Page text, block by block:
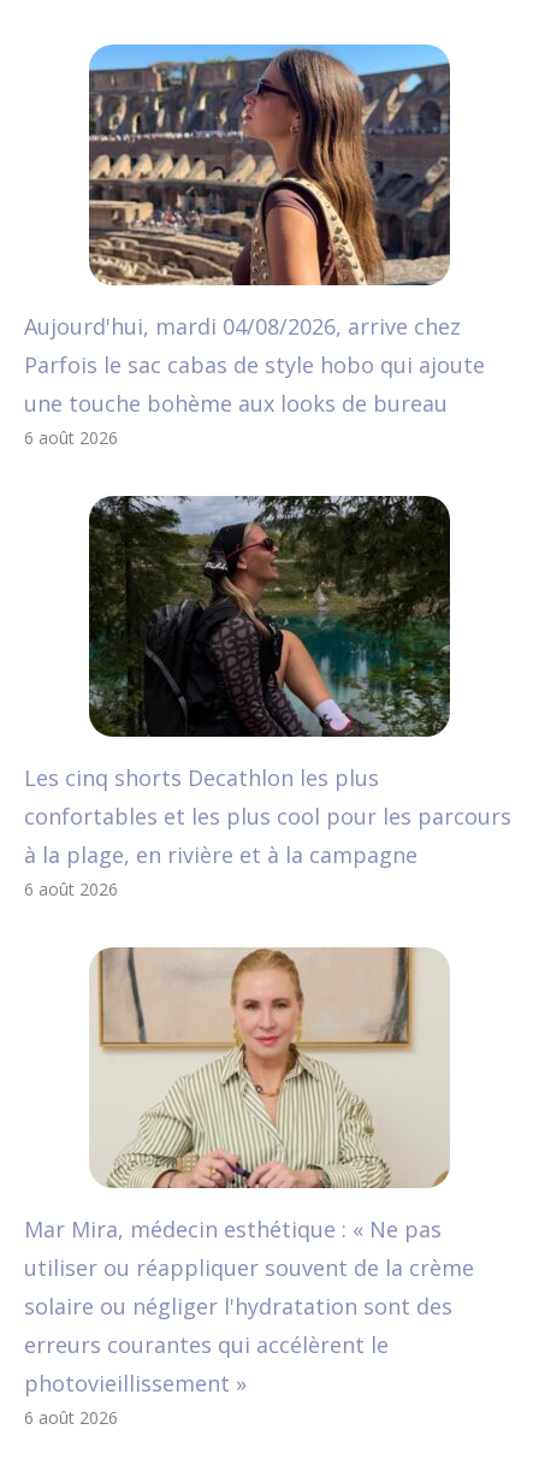
Aujourd'hui, mardi 04/08/2026, arrive chez
Parfois le sac cabas de style hobo qui ajoute
une touche bohème aux looks de bureau
6 août 2026
Les cinq shorts Decathlon les plus
confortables et les plus cool pour les parcours
à la plage, en rivière et à la campagne
6 août 2026
Mar Mira, médecin esthétique : « Ne pas
utiliser ou réappliquer souvent de la crème
solaire ou négliger l'hydratation sont des
erreurs courantes qui accélèrent le
photovieillissement »
6 août 2026